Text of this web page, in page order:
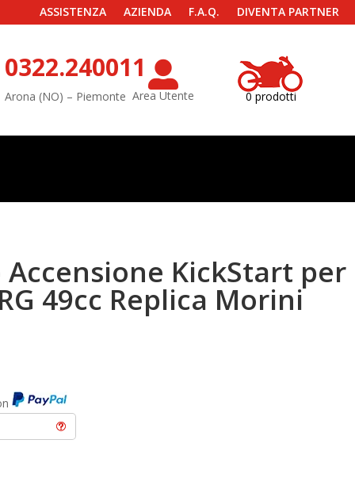
ASSISTENZA AZIENDA F.A.Q. DIVENTA PARTNER
0322.240011
Arona (NO) – Piemonte

Area Utente 0 prodotti
KickStart per
49cc Replica Morini